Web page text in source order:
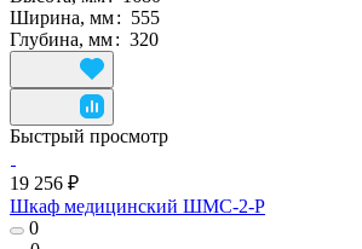
Ширина, мм: 555
Глубина, мм: 320
Быстрый просмотр
19 256 ₽
Шкаф медицинский ШМС-2-Р
0